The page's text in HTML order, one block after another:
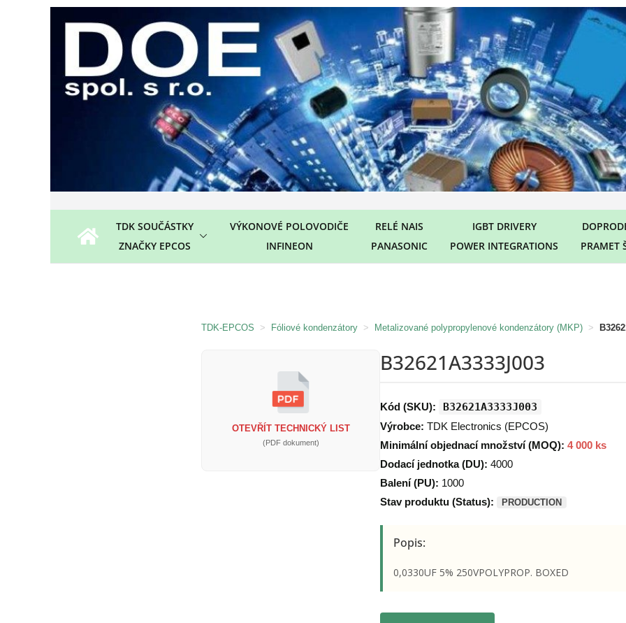
TDK SOUČÁSTKY
ZNAČKY EPCOS
VÝKONOVÉ POLOVODIČE
INFINEON
RELÉ NAIS
PANASONIC
IGBT DRIVERY
POWER INTEGRATIONS
PRAMET
TDK-EPCOS > Fóliové kondenzátory > Metalizované polypropylenové kondenzátory (MKP) >
OTEVŘÍT TECHNICKÝ LIST
(PDF dokument)
B32621A3333J003
Kód (SKU): B32621A3333J003
Výrobce: TDK Electronics (EPCOS)
Minimální objednací množství (MOQ): 4 000 ks
Dodací jednotka (DU): 4000
Balení (PU): 1000
Stav produktu (Status):
PRODUCTION
Popis:
0,0330UF 5% 250VPOLYPROP. BOXED